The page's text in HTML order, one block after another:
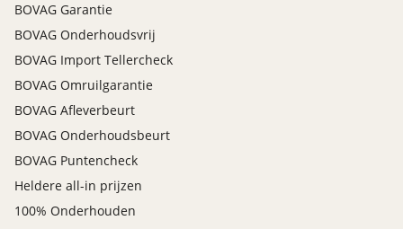
BOVAG Garantie
BOVAG Onderhoudsvrij
BOVAG Import Tellercheck
BOVAG Omruilgarantie
BOVAG Afleverbeurt
BOVAG Onderhoudsbeurt
BOVAG Puntencheck
Heldere all-in prijzen
100% Onderhouden